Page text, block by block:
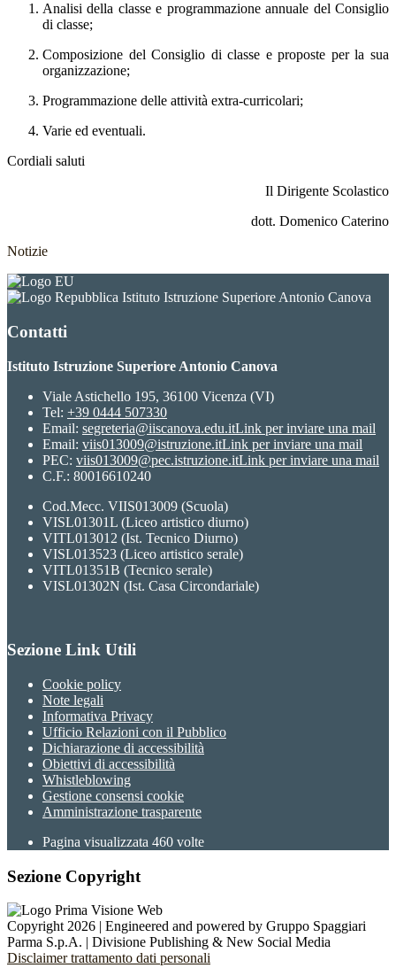
Analisi della classe e programmazione annuale del Consiglio
di classe;
Composizione del Consiglio di classe e proposte per la sua
organizzazione;
Programmazione delle attività extra-curricolari;
Varie ed eventuali.
Cordiali saluti
Il Dirigente Scolastico
dott. Domenico Caterino
Notizie
Istituto Istruzione Superiore Antonio Canova
Contatti
Istituto Istruzione Superiore Antonio Canova
Viale Astichello 195, 36100 Vicenza (VI)
Tel: +39 0444 507330
Email: segreteria@iiscanova.edu.itLink per inviare una mail
Email: viis013009@istruzione.itLink per inviare una mail
PEC: viis013009@pec.istruzione.itLink per inviare una mail
C.F.: 80016610240
Cod.Mecc. VIIS013009 (Scuola)
VISL01301L (Liceo artistico diurno)
VITL013012 (Ist. Tecnico Diurno)
VISL013523 (Liceo artistico serale)
VITL01351B (Tecnico serale)
VISL01302N (Ist. Casa Circondariale)
Sezione Link Utili
Cookie policy
Note legali
Informativa Privacy
Ufficio Relazioni con il Pubblico
Dichiarazione di accessibilità
Obiettivi di accessibilità
Whistleblowing
Gestione consensi cookie
Amministrazione trasparente
Pagina visualizzata 460 volte
Sezione Copyright
Copyright 2026 | Engineered and powered by Gruppo Spaggiari
Parma S.p.A. | Divisione Publishing & New Social Media
Disclaimer trattamento dati personali